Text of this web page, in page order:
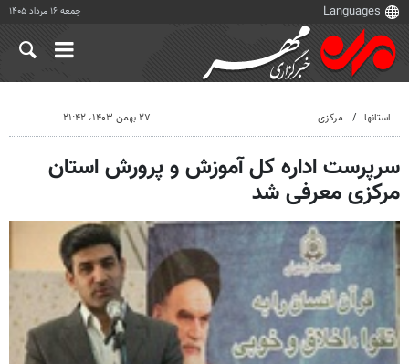
جمعه ۱۶ مرداد ۱۴۰۵
استانها مرکزی ۲۷ بهمن ۱۴۰۳، ۲۱:۴۲
سرپرست اداره کل آموزش و پرورش استان
مرکزی معرفی شد